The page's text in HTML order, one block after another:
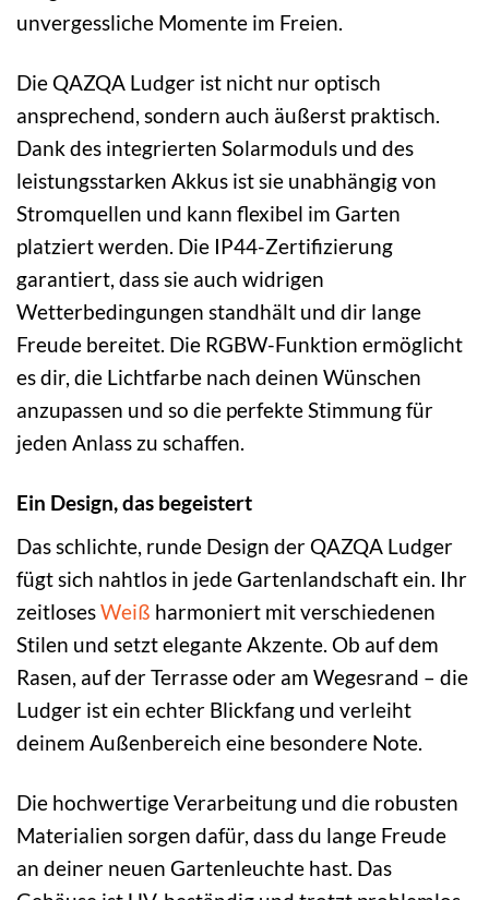
unvergessliche Momente im Freien.
Die QAZQA Ludger ist nicht nur optisch
ansprechend, sondern auch äußerst praktisch.
Dank des integrierten Solarmoduls und des
leistungsstarken Akkus ist sie unabhängig von
Stromquellen und kann flexibel im Garten
platziert werden. Die IP44-Zertifizierung
garantiert, dass sie auch widrigen
Wetterbedingungen standhält und dir lange
Freude bereitet. Die RGBW-Funktion ermöglicht
es dir, die Lichtfarbe nach deinen Wünschen
anzupassen und so die perfekte Stimmung für
jeden Anlass zu schaffen.
Ein Design, das begeistert
Das schlichte, runde Design der QAZQA Ludger
fügt sich nahtlos in jede Gartenlandschaft ein. Ihr
zeitlosesWeiß harmoniert mit verschiedenen
Stilen und setzt elegante Akzente. Ob auf dem
Rasen, auf der Terrasse oder am Wegesrand – die
Ludger ist ein echter Blickfang und verleiht
deinem Außenbereich eine besondere Note.
Die hochwertige Verarbeitung und die robusten
Materialien sorgen dafür, dass du lange Freude
an deiner neuen Gartenleuchte hast. Das